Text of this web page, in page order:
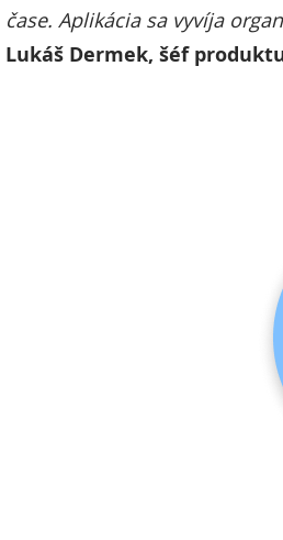
čase. Aplikácia sa vyvíja
Lukáš Dermek, šéf